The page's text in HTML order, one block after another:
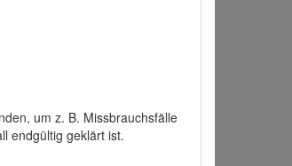
um z. B. Missbrauchsfälle
endgültig geklärt ist.